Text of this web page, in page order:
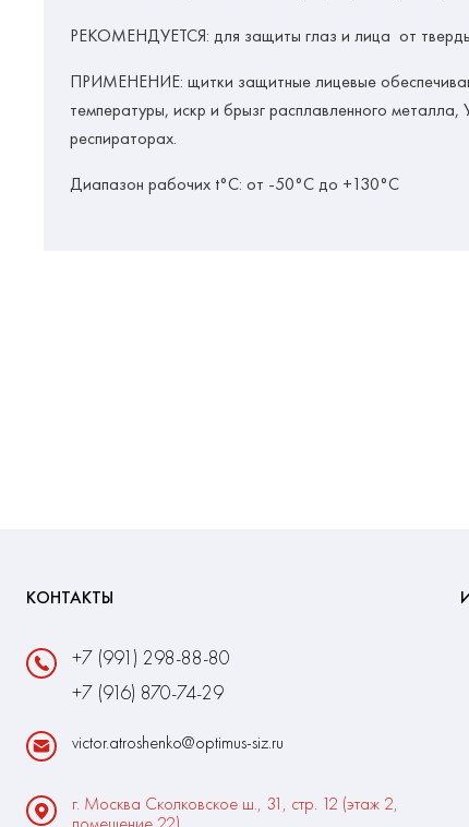
РЕКОМЕНДУЕТСЯ: для защиты глаз и лица от
ПРИМЕНЕНИЕ: щитки защитные лицевые
температуры, искр и брызг расплавленного
респираторах.
Диапазон рабочих t°C: от -50°C до +130°C
КОНТАКТЫ
+7 (991) 298-88-80
+7 (916) 870-74-29
victor.atroshenko@optimus-siz.ru
г. Москва Сколковское ш., 31, стр. 12 (этаж 2,